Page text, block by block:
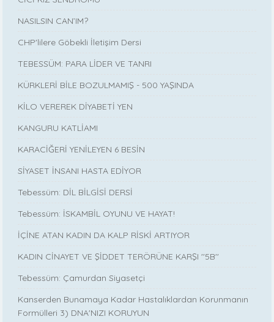
NASILSIN CAN’IM?
CHP'lilere Göbekli İletişim Dersi
TEBESSÜM: PARA LİDER VE TANRI
KÜRKLERİ BİLE BOZULMAMIŞ - 500 YAŞINDA
KİLO VEREREK DİYABETİ YEN
KANGURU KATLİAMI
KARACİĞERİ YENİLEYEN 6 BESİN
SİYASET İNSANI HASTA EDİYOR
Tebessüm: DİL BİLGİSİ DERSİ
Tebessüm: İSKAMBİL OYUNU VE HAYAT!
İÇİNE ATAN KADIN DA KALP RİSKİ ARTIYOR
KADIN CİNAYET VE ŞİDDET TERÖRÜNE KARŞI ''5B''
Tebessüm: Çamurdan Siyasetçi
Kanserden Bunamaya Kadar Hastalıklardan Korunmanın
Formülleri 3) DNA'NIZI KORUYUN